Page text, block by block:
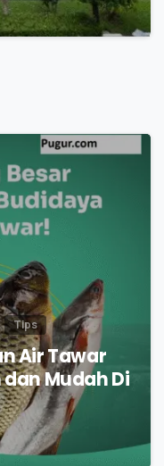
Tips
Air Tawar
Mudah Di